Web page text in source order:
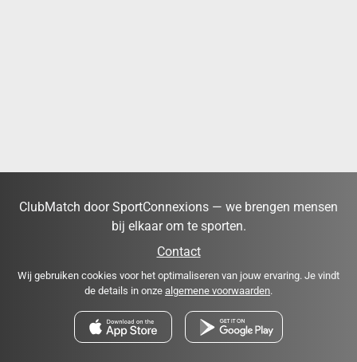
ClubMatch door SportConnexions — we brengen mensen
bij elkaar om te sporten.
Contact
Wij gebruiken cookies voor het optimaliseren van jouw ervaring. Je vindt
de details in onze algemene voorwaarden.